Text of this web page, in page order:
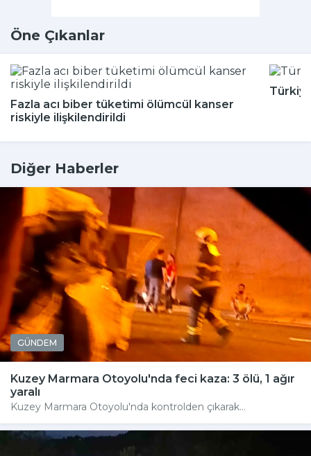
Öne Çıkanlar
Fazla acı biber tüketimi ölümcül kanser
riskiyle ilişkilendirildi
Diğer Haberler
GÜNDEM
Kuzey Marmara Otoyolu'nda feci kaza: 3 ölü, 1 ağır
yaralı
Kuzey Marmara Otoyolu'nda kontrolden çıkarak...